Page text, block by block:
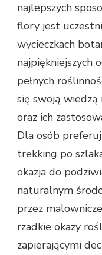
najlepszych
flory jest
wycieczkach
najpiękniejszych
pełnych
się swoją
oraz ich
Dla osób
trekking po
okazja do
naturalnym
przez
rzadkie okazy
zapierającymi